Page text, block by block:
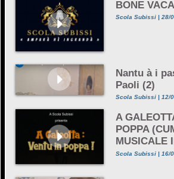
BONE
Scola Subissi | 28/
Nantu à i
Paoli (2)
Scola Subissi | 12/
A
POPPA
MUSICALE
Scola Subissi | 16/